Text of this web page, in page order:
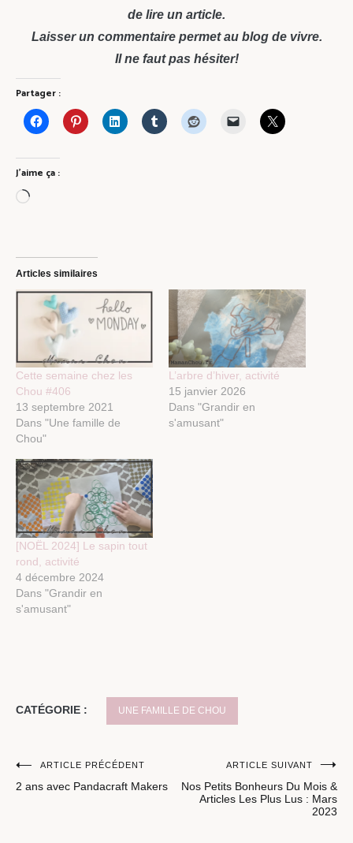
de lire un article.
Laisser un commentaire permet au blog de vivre.
Il ne faut pas hésiter!
Partager :
J’aime ça :
Chargement…
Articles similaires
Cette semaine chez les
Chou #406
13 septembre 2021
Dans "Une famille de
Chou"
L’arbre d’hiver, activité
15 janvier 2026
Dans "Grandir en
s'amusant"
[NOËL 2024] Le sapin tout
rond, activité
4 décembre 2024
Dans "Grandir en
s'amusant"
CATÉGORIE : UNE FAMILLE DE CHOU
Navigation
de
ARTICLE PRÉCÉDENT
2 ans avec Pandacraft Makers
ARTICLE SUIVANT
Nos Petits Bonheurs Du Mois &
Articles Les Plus Lus : Mars
2023